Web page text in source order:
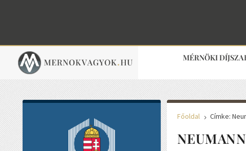
MÉRNÖKI
Főoldal 5 Címke: